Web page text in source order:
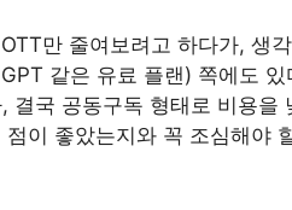
만 줄여보려고 하다가, 생
같은 유료 플랜) 쪽에도
, 결국 공동구독 형태로 비용
점이 좋았는지와 꼭 조심해야